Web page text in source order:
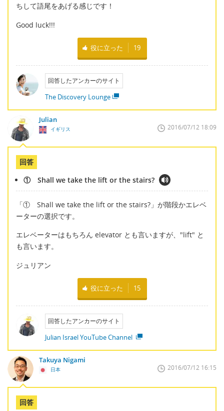
ちして語尾をあげる感じです！
Good luck!!!
役に立った 19
回答したアンカーのサイト
The Discovery Lounge
Julian
イギリス 2016/07/12 18:09
回答
① Shall we take the lift or the stairs?
「① Shall we take the lift or the stairs?」が階段かエレベ
ーターの選択です。
エレベーターはもちろん elevator とも言いますが、"lift" と
も言います。
ジュリアン
役に立った 15
回答したアンカーのサイト
Julian Israel YouTube Channel
Takuya Nigami
日本 2016/07/12 16:15
回答